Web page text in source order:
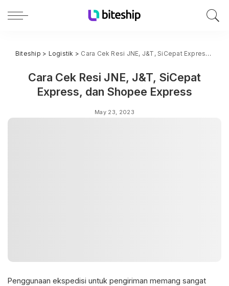
Biteship > Logistik > Cara Cek Resi JNE, J&T, SiCepat Express, dan Shopee Express
Cara Cek Resi JNE, J&T, SiCepat
Express, dan Shopee Express
May 23, 2023
Penggunaan ekspedisi untuk pengiriman memang sangat